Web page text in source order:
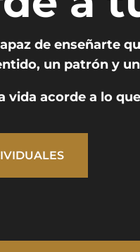
de enseñarte
un patrón y
vida acorde a lo